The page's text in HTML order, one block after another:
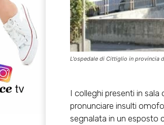
L'ospedale di Cittiglio in provincia
I colleghi presenti in sala
pronunciare insulti
segnalata in un esposto